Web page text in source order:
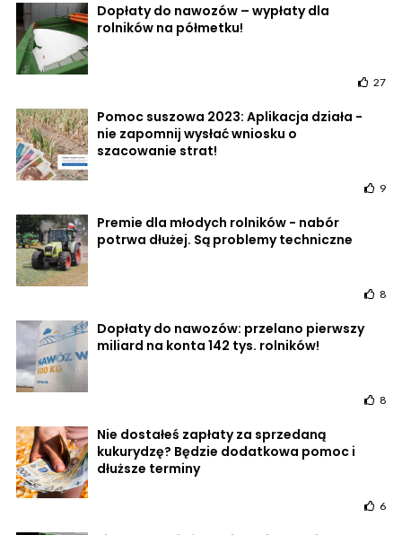
Dopłaty do nawozów – wypłaty dla
rolników na półmetku!
27
Pomoc suszowa 2023: Aplikacja działa -
nie zapomnij wysłać wniosku o
szacowanie strat!
9
Premie dla młodych rolników - nabór
potrwa dłużej. Są problemy techniczne
8
Dopłaty do nawozów: przelano pierwszy
miliard na konta 142 tys. rolników!
8
Nie dostałeś zapłaty za sprzedaną
kukurydzę? Będzie dodatkowa pomoc i
dłuższe terminy
6